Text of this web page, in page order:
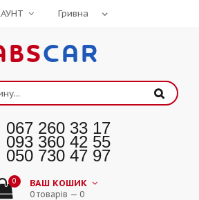
CAR
067 260 33 17
093 360 42 55
050 730 47 97
0 ВАШ КОШИК
0 товарів — 0